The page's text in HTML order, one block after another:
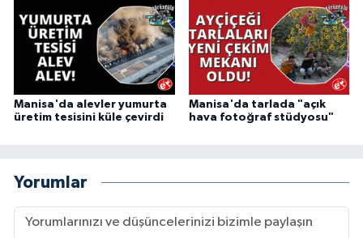
Manisa'da alevler yumurta
üretim tesisini küle çevirdi
Manisa'da tarlada "açık
hava fotoğraf stüdyosu"
Yorumlar